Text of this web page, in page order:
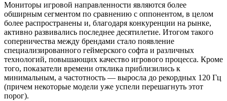
Мониторы игровой направленности являются более
обширным сегментом по сравнению с оппонентом, в целом
более распространены и, благодаря конкуренции на рынке,
активно развивались последнее десятилетие. Итогом такого
соперничества между брендами стало появление
специализированного геймерского софта и различных
технологий, повышающих качество игрового процесса. Кроме
того, показатели времени отклика приблизились к
минимальным, а частотность — выросла до рекордных 120 Гц
(причем некоторые модели уже успели перешагнуть этот
порог).